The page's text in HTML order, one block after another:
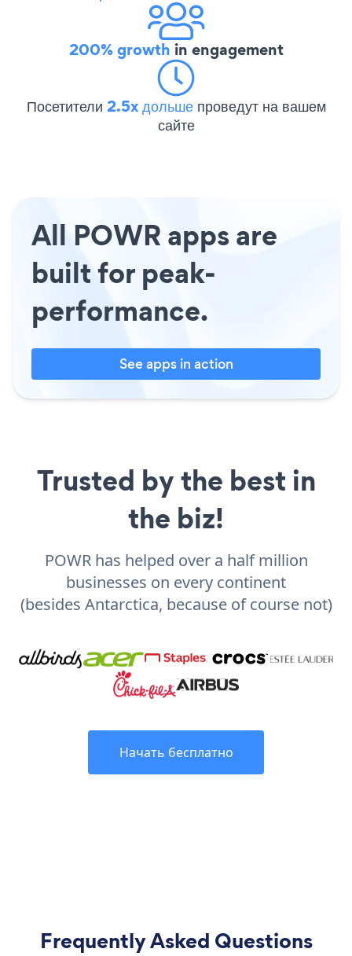
200% growth in engagement
Посетители 2.5x дольше проведут на вашем
сайте
All POWR apps are
built for peak-
performance.
See apps in action
Trusted by the best in
the biz!
POWR has helped over a half million
businesses on every continent
(besides Antarctica, because of course not)
Начать бесплатно
Frequently Asked Questions